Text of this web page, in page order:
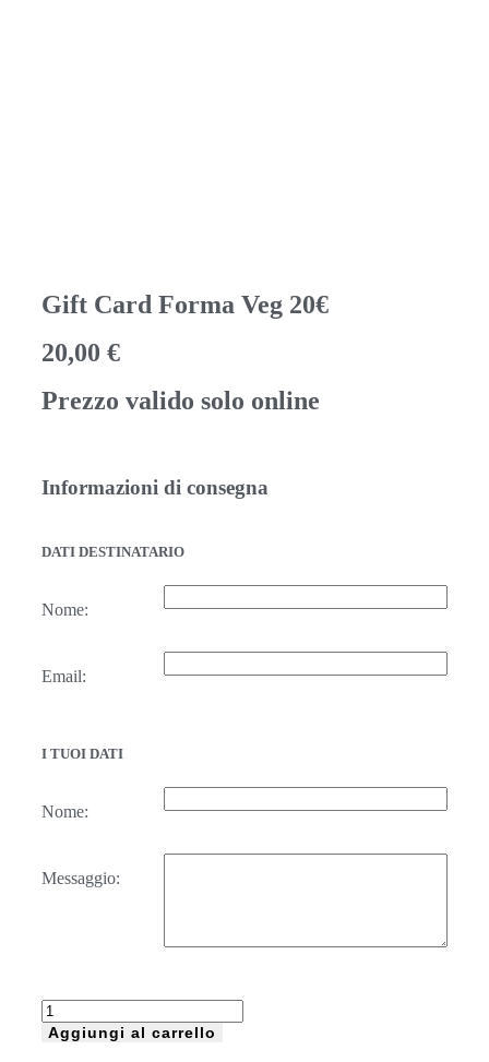
Gift Card Forma Veg 20€
20,00 €
Prezzo valido solo online
Informazioni di consegna
DATI DESTINATARIO
Nome:
Email:
I TUOI DATI
Nome:
Messaggio:
Aggiungi al carrello